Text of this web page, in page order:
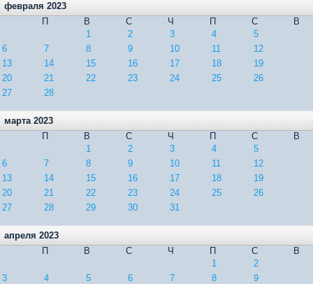
февраля 2023
П
В С Ч П С
В
1
2 3 4
5
6
7 8 9 10 11
12
13
14 15 16 17 18
19
20
21 22 23 24 25
26
27
28
марта 2023
П
В С Ч П С
В
1
2 3 4
5
6
7 8 9 10 11
12
13
14 15 16 17 18
19
20
21 22 23 24 25
26
27
28 29 30 31
апреля 2023
П
В С Ч П С
В
1
2
3
4 5 6 7 8
9